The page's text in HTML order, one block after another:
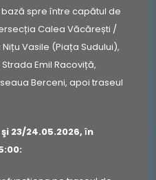
spre între capătul de
Calea Văcărești /
Vasile (Piața Sudului),
Emil Racoviță,
Berceni, apoi traseul
23/24.05.2026,ȋn